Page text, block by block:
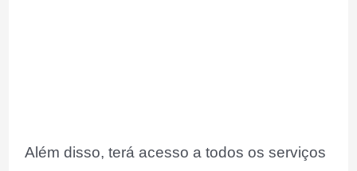
Além disso, terá acesso a todos os serviços